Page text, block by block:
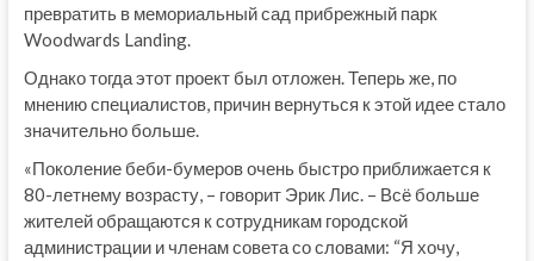
превратить в мемориальный сад прибрежный парк
Woodwards Landing.
Однако тогда этот проект был отложен. Теперь же, по
мнению специалистов, причин вернуться к этой идее стало
значительно больше.
«Поколение беби-бумеров очень быстро приближается к
80-летнему возрасту, – говорит Эрик Лис. – Всё больше
жителей обращаются к сотрудникам городской
администрации и членам совета со словами: “Я хочу,